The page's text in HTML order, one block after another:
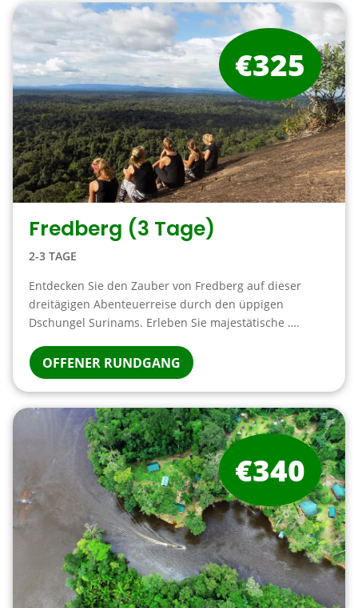
Fredberg (3 Tage)
2-3 TAGE
Entdecken Sie den Zauber von Fredberg auf dieser
dreitägigen Abenteuerreise durch den üppigen
Dschungel Surinams. Erleben Sie majestätische ….
OFFENER RUNDGANG
€325
€340